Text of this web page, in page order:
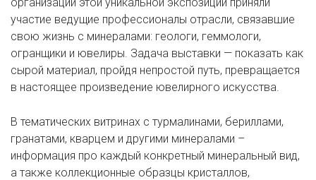
участие ведущие профессионалы отрасли, связавшие
свою жизнь с минералами: геологи, геммологи,
огранщики и ювелиры. Задача выставки — показать как
сырой материал, пройдя непростой путь, превращается
в настоящее произведение ювелирного искусства.
В тематических витринах с турмалинами, бериллами,
гранатами, кварцем и другими минералами –
информация про каждый конкретный минеральный вид,
а также коллекционные образцы кристаллов,